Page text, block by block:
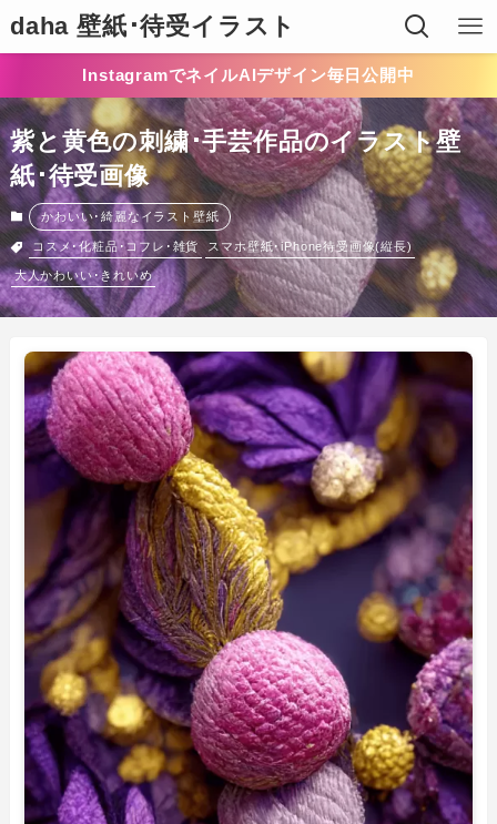
daha 壁紙･待受イラスト
InstagramでネイルAIデザイン毎日公開中
紫と黄色の刺繍･手芸作品のイラスト壁
紙･待受画像
かわいい･綺麗なイラスト壁紙
コスメ･化粧品･コフレ･雑貨 スマホ壁紙･iPhone待受画像(縦長)
大人かわいい･きれいめ